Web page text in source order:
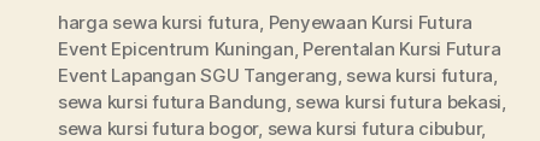
harga sewa kursi futura, Penyewaan Kursi Futura
Event Epicentrum Kuningan, Perentalan Kursi Futura
Event Lapangan SGU Tangerang, sewa kursi futura,
sewa kursi futura Bandung, sewa kursi futura bekasi,
sewa kursi futura bogor, sewa kursi futura cibubur,